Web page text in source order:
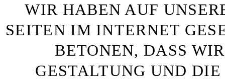
WIR HABEN AUF
SEITEN IM INTERNET
BETONEN, DASS
GESTALTUNG UND